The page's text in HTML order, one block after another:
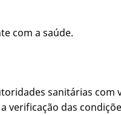
com a saúde.
sanitárias
das